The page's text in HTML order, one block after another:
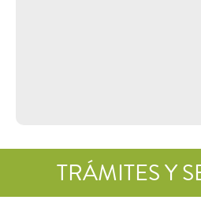
TRÁMITES Y